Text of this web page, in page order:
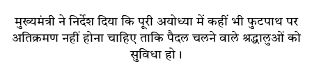
मुख्यमंत्री ने निर्देश दिया कि पूरी अयोध्या में कहीं भी फुटपाथ पर
अतिक्रमण नहीं होना चाहिए ताकि पैदल चलने वाले श्रद्धालुओं को
सुविधा हो।